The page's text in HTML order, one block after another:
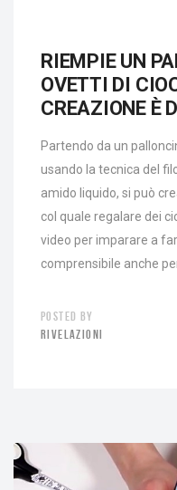
RIEMPIE UN
OVETTI DI
CREAZIONE È
Partendo da un
usando la tecnica del
amido liquido, si può
col quale regalare dei
video per imparare a
comprensibile anche
POSTED BY
RIVELAZIONI